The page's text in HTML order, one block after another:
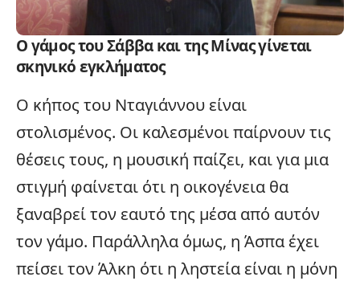
Ο γάμος του Σάββα και της Μίνας γίνεται
σκηνικό εγκλήματος
Ο κήπος του Νταγιάννου είναι
στολισμένος. Οι καλεσμένοι παίρνουν τις
θέσεις τους, η μουσική παίζει, και για μια
στιγμή φαίνεται ότι η οικογένεια θα
ξαναβρεί τον εαυτό της μέσα από αυτόν
τον γάμο. Παράλληλα όμως, η Άσπα έχει
πείσει τον Άλκη ότι η ληστεία είναι η μόνη